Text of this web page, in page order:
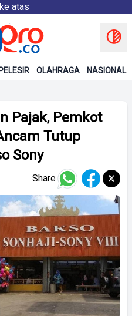
atas
PELESIR OLAHRAGA NASIONAL
Pajak, Pemkot
Tutup
Sony
Share